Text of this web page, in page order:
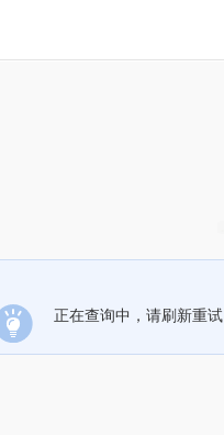
正在查询中，请刷新重试